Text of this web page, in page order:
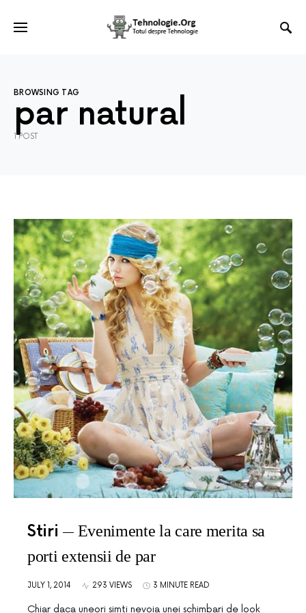
BROWSING TAG
par natural
1 POST
Stiri
Evenimente la care merita sa
porti extensii de par
JULY 1, 2014 293 VIEWS 3 MINUTE READ
Chiar daca uneori simti nevoia unei schimbari de look